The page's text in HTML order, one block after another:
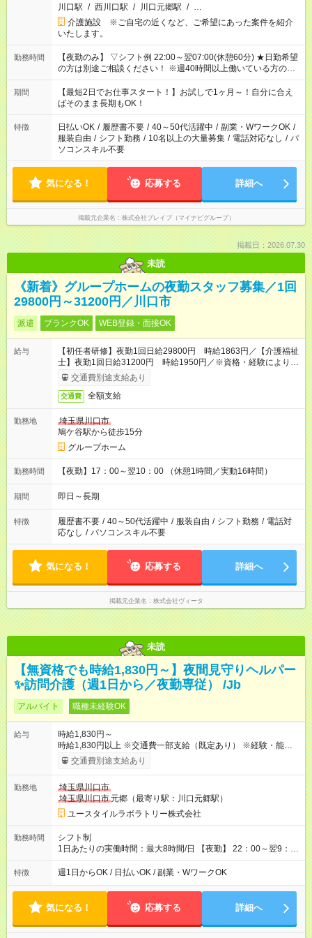
川口駅 / 西川口駅 / 川口元郷駅 / …
介護施設 ※ご自宅の近くなど、ご希望にあった案件を紹介
いたします。
勤務時間
【夜勤のみ】 ▽シフト例 22:00～翌07:00(休憩60分) ★日勤希望
の方は別途ご相談ください！ ※週40時間以上働いている方のW
ワークはNG
期間
【最短2日でお仕事スタート！】お試しで1ヶ月～！自分に合え
ばそのまま長期もOK！
特徴 日払いOK / 履歴書不要 / 40～50代活躍中 / 副業・WワークOK /
服装自由 / シフト勤務 / 10名以上の大量募集 / 電話対応なし / パ
ソコンスキル不要
気になる！ 応募する 詳細へ
掲載元企業名 株式会社ブレイブ（マイナビグループ）
掲載日：2026.07.30
未読
《新着》グループホームの夜勤スタッフ募集／1回
29800円～31200円／川口市
派遣 ブランクOK WEB登録・面接OK
給与
【初任者研修】夜勤1回日給29800円 時給1863円／【介護福祉
士】夜勤1回日給31200円 時給1950円／※資格・経験により変
動 交通費別途支給あり
交通費 全額支給
勤務地
埼玉県川口市
鳩ケ谷駅から徒歩15分
グループホーム
勤務時間 【夜勤】17：00～翌10：00 （休憩1時間／実動16時間）
期間 即日～長期
特徴 履歴書不要 / 40～50代活躍中 / 服装自由 / シフト勤務 / 電話対
応なし / パソコンスキル不要
気になる！ 応募する 詳細へ
掲載元企業名 株式会社ヴィータ
未読
【無資格でも時給1,830円～】夜間見守りヘルパー
✨訪問介護（週1日から／夜勤専従） /Jb
アルバイト 職種未経験OK
給与
時給1,830円～
時給1,830円以上 ※交通費一部支給（既定あり） ※経験・能力を
考慮して決定します 【収入例】 週1回勤務の場合：1,830円×8時
間×4回=5万8,560円 週3回勤務の場合：1,830円×8時間×12回
月 ※ 雇用形態と給与に、本採用時と異なる部分があります。 雇
用形態：本採用時と同じです。 給与：時給 1,660円以上
交通費別途支給あり
勤務地
埼玉県川口市
埼玉県川口市元郷（最寄り駅：川口元郷駅）
ユースタイルラボラトリー株式会社
勤務時間
シフト制
1日あたりの実働時間：最大8時間/日 【夜勤】 22：00～翌9：
00 ※週1日～OK ／ 夜勤専従 ＊＊ 勤務時間例 ＊＊ ■22時か
ら翌7時 ■23時から翌8時 ■24時から翌9時 など ※上記の時間
ます。 ※曜日固定（毎週同じ曜日での勤務となります）
特徴 週1日からOK / 日払いOK / 副業・WワークOK
気になる！ 応募する 詳細へ